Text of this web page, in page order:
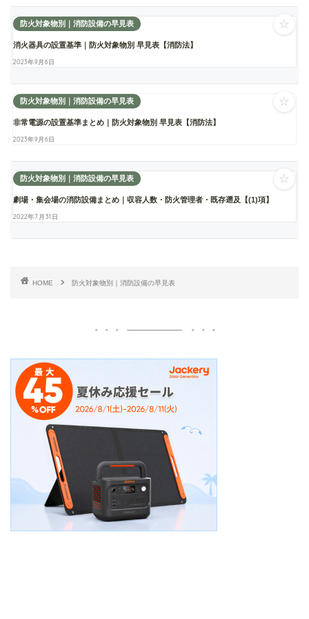
防火対象物別｜消防設備の早見表
消火器具の設置基準｜防火対象物別 早見表【消防法】
2023年9月6日
☆
防火対象物別｜消防設備の早見表
非常電源の設置基準まとめ｜防火対象物別 早見表【消防法】
2023年9月6日
☆
防火対象物別｜消防設備の早見表
劇場・集会場の消防設備まとめ｜収容人数・防火管理者・既存遡及【(1)項】
2022年7月31日
☆
HOME 防火対象物別｜消防設備の早見表